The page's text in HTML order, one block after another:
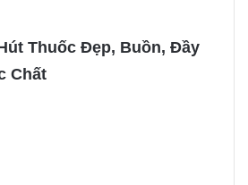
Thuốc Đẹp, Buồn, Đầy
Chất